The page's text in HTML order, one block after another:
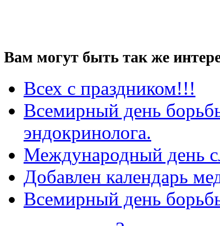
Вам могут быть так же
Всех с праздником!!!
Всемирный день
эндокринолога.
Международный день
Добавлен календарь
Всемирный день